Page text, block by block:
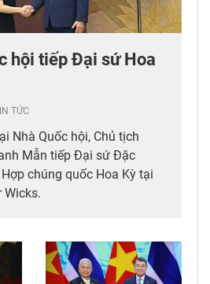
hội tiếp Đại sứ Hoa
TỨC
Nhà Quốc hội, Chủ tịch
Mẫn tiếp Đại sứ Đặc
chúng quốc Hoa Kỳ tại
Wicks.